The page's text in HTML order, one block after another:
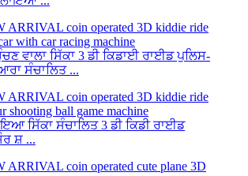
ਵਾਲਾ ਸਿੱਕਾ 3 ਡੀ ਕਿਡਾਈ ਰਾਈਡ ਪੁਲਿਸ-
ਸੰਚਾਲਿਤ ...
ਸਿੱਕਾ ਸੰਚਾਲਿਤ 3 ਡੀ ਕਿਡੀ ਰਾਈਡ
ਸ਼ ...